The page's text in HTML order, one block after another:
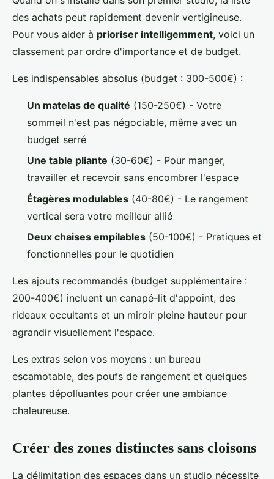
des achats peut rapidement devenir vertigineuse.
Pour vous aider à prioriser intelligemment, voici un
classement par ordre d'importance et de budget.
Les indispensables absolus (budget : 300-500€) :
Un matelas de qualité (150-250€) - Votre
sommeil n'est pas négociable, même avec un
budget serré
Une table pliante (30-60€) - Pour manger,
travailler et recevoir sans encombrer l'espace
Étagères modulables (40-80€) - Le rangement
vertical sera votre meilleur allié
Deux chaises empilables (50-100€) - Pratiques et
fonctionnelles pour le quotidien
Les ajouts recommandés (budget supplémentaire :
200-400€) incluent un canapé-lit d'appoint, des
rideaux occultants et un miroir pleine hauteur pour
agrandir visuellement l'espace.
Les extras selon vos moyens : un bureau
escamotable, des poufs de rangement et quelques
plantes dépolluantes pour créer une ambiance
chaleureuse.
Créer des zones distinctes sans cloisons
La délimitation des espaces dans un studio nécessite